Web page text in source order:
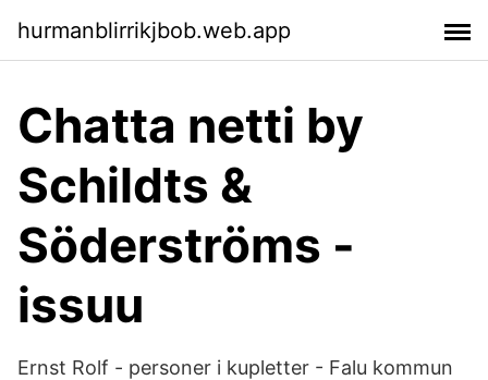
hurmanblirrikjbob.web.app
Chatta netti by
Schildts &
Söderströms -
issuu
Ernst Rolf - personer i kupletter - Falu kommun